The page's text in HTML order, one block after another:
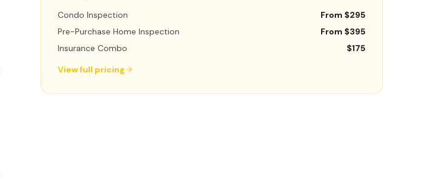
Condo Inspection
From $295
Pre-Purchase Home Inspection
From $395
Insurance Combo
$175
View full pricing